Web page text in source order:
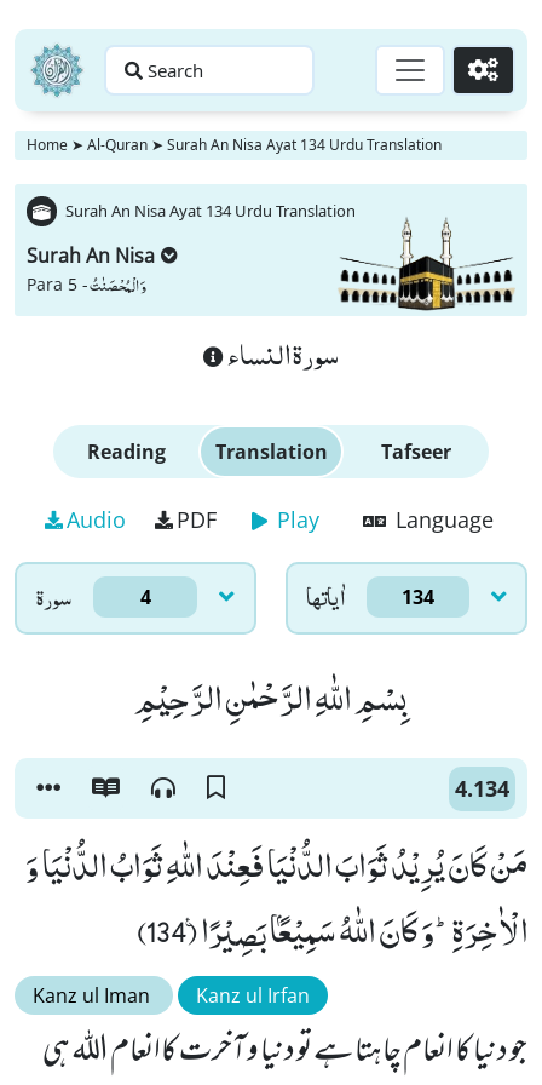
Search Go
Home ➤ Al-Quran ➤ Surah An Nisa Ayat 134 Urdu Translation
Surah An Nisa Ayat 134 Urdu Translation
Surah An Nisa
Para 5 -وَ الْمُحْصَنٰتُ
سورة النساء
Reading Translation Tafseer
Audio PDF Play Language
سورۃ 4 اٰياتها 134
بِسْمِ اللّٰهِ الرَّحْمٰنِ الرَّحِیْمِ
4.134
مَنْ كَانَ یُرِیْدُ ثَوَابَ الدُّنْیَا فَعِنْدَ اللّٰهِ ثَوَابُ الدُّنْیَا وَ
الْاٰخِرَةِؕ-وَ كَانَ اللّٰهُ سَمِیْعًۢا بَصِیْرًا۠ (134)
Kanz ul Iman Kanz ul Irfan
جو دنیا کا انعام چاہتا ہے تو دنیا و آخرت کاانعام اللہ ہی